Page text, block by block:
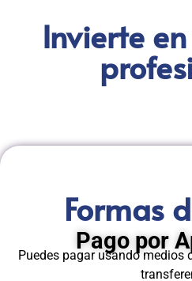
Invierte
Formas
Pago por
Puedes pagar usando medios